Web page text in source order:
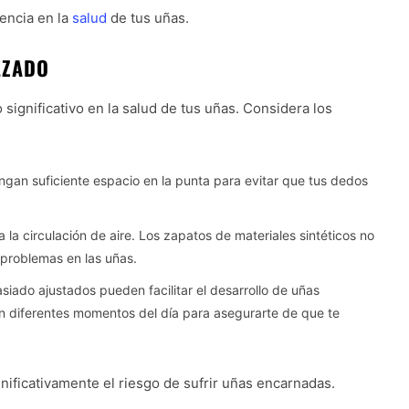
en la salud de tus uñas.
en la salud de tus uñas. Considera los
suficiente espacio en la punta para evitar que tus dedos
circulación de aire. Los zapatos de materiales sintéticos no
en las uñas.
ajustados pueden facilitar el desarrollo de uñas
momentos del día para asegurarte de que te
el riesgo de sufrir uñas encarnadas.